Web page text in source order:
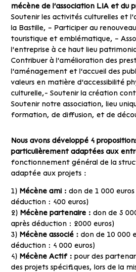
mécène de l’association LIA et du
Soutenir les activités culturelles et
la Bastille, – Participer au
touristique et emblématique, –
l’entreprise à ce haut lieu
Contribuer à l’amélioration des
l’aménagement et l’accueil des
valeurs en matière d’accessibilité
culturelle,- Soutenir la création
Soutenir notre association, lieu
formation, de diffusion, et de
Nous avons développé 4
particulièrement adaptées aux
fonctionnement général de la
adaptée aux projets :
1) Mécène ami : don de 1 000
déduction : 400 euros)
2) Mécène partenaire : don de 5
après déduction : 2000 euros)
3) Mécène associé : don de 10 000
déduction : 4 000 euros)
4) Mécène Actif : pour des
des projets spécifiques, lors de la